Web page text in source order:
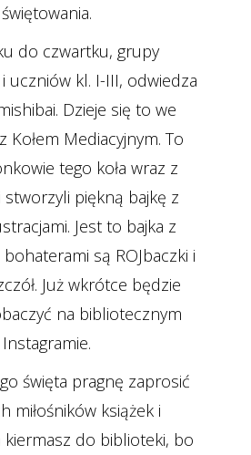
świętowania.
do czwartku, grupy
uczniów kl. I-III, odwiedza
Dzieje się to we
Kołem Mediacyjnym. To
tego koła wraz z
piękną bajkę z
Jest to bajka z
bohaterami są ROJbaczki i
Już wkrótce będzie
na bibliotecznym
Instagramie.
święta pragnę zaprosić
miłośników książek i
kiermasz do biblioteki, bo